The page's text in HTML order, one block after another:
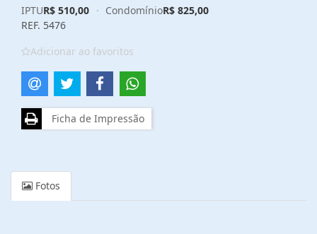
IPTUR$ 510,00 · CondomínioR$ 825,00
REF. 5476
Adicionar ao favoritos
Ficha de Impressão
Fotos